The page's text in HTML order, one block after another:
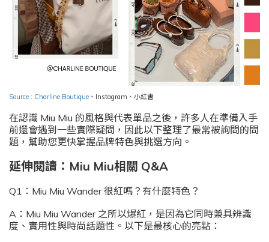
Source : Charline Boutique 、 Instagram 、小紅書
在認識 Miu Miu 的風格與代表單品之後，許多人在準備入手
前還會遇到一些實際疑問，因此以下整理了最常被詢問的問
題，幫助您更快掌握品牌特色與挑選方向。
延伸閱讀：Miu Miu相關 Q&A
Q1：Miu Miu Wander 很紅嗎？有什麼特色？
A：Miu Miu Wander 之所以爆紅，是因為它同時兼具辨識
度、實用性與時尚話題性。以下是最核心的亮點：